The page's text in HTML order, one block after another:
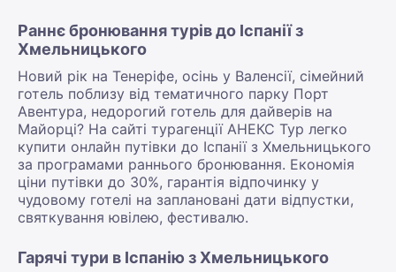
Раннє бронювання турів до Іспанії з
Хмельницького
Новий рік на Тенеріфе, осінь у Валенсії, сімейний
готель поблизу від тематичного парку Порт
Авентура, недорогий готель для дайверів на
Майорці? На сайті турагенції АНЕКС Тур легко
купити онлайн путівки до Іспанії з Хмельницького
за програмами раннього бронювання. Економія
ціни путівки до 30%, гарантія відпочинку у
чудовому готелі на заплановані дати відпустки,
святкування ювілею, фестивалю.
Гарячі тури в Іспанію з Хмельницького